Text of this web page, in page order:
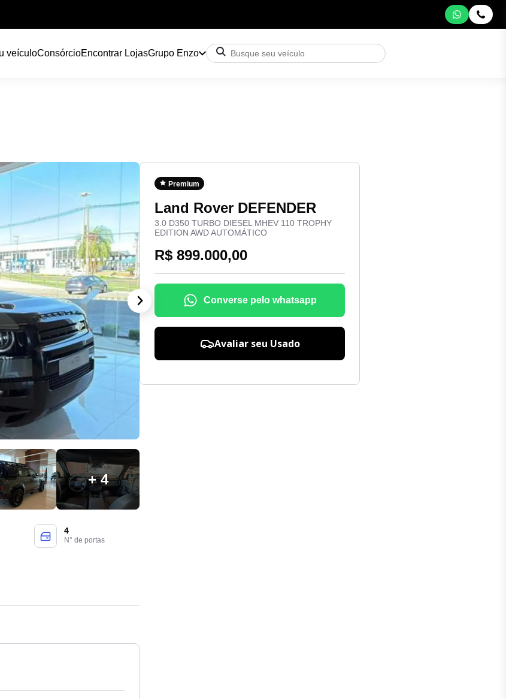
veículoConsórcioEncontrar LojasGrupo Enzo
+ 4
4
N° de portas
Premium
Land Rover DEFENDER
3.0 D350 TURBO DIESEL MHEV 110 TROPHY
EDITION AWD AUTOMÁTICO
R$ 899.000,00
Converse pelo whatsapp
Avaliar seu Usado